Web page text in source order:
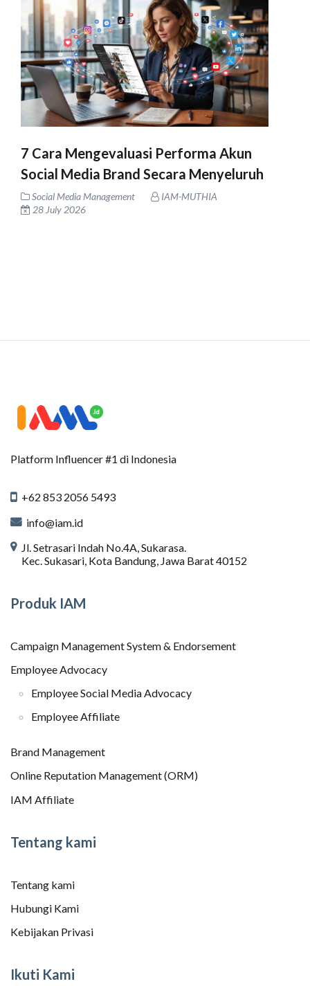
7 Cara Mengevaluasi Performa Akun
Social Media Brand Secara Menyeluruh
Social Media Management
IAM-MUTHIA
28 July 2026
Platform Influencer #1 di Indonesia
+62 853 2056 5493
info@iam.id
Jl. Setrasari Indah No.4A, Sukarasa.
Kec. Sukasari, Kota Bandung, Jawa Barat 40152
Produk IAM
Campaign Management System & Endorsement
Employee Advocacy
Employee Social Media Advocacy
Employee Affiliate
Brand Management
Online Reputation Management (ORM)
IAM Affiliate
Tentang kami
Tentang kami
Hubungi Kami
Kebijakan Privasi
Ikuti Kami